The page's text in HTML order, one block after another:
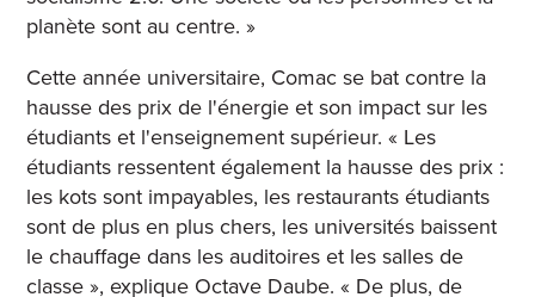
planète sont au centre. »
Cette année universitaire, Comac se bat contre la
hausse des prix de l'énergie et son impact sur les
étudiants et l'enseignement supérieur. « Les
étudiants ressentent également la hausse des prix :
les kots sont impayables, les restaurants étudiants
sont de plus en plus chers, les universités baissent
le chauffage dans les auditoires et les salles de
classe », explique Octave Daube. « De plus, de